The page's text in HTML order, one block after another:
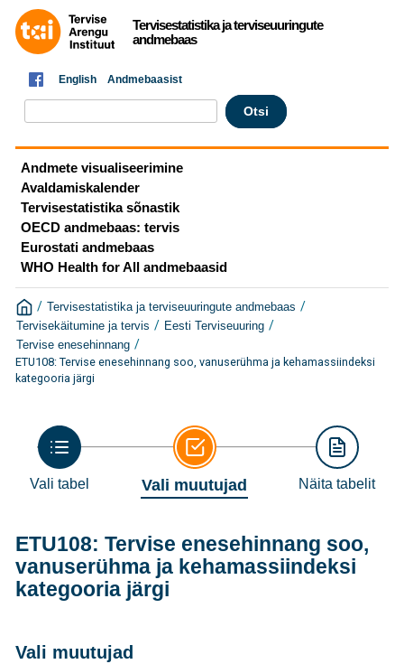
Tervisestatistika ja terviseuuringute
andmebaas
English Andmebaasist
Andmete visualiseerimine
Avaldamiskalender
Tervisestatistika sõnastik
OECD andmebaas: tervis
Eurostati andmebaas
WHO Health for All andmebaasid
/ Tervisestatistika ja terviseuuringute andmebaas /
Tervisekäitumine ja tervis / Eesti Terviseuuring /
Tervise enesehinnang /
ETU108: Tervise enesehinnang soo, vanuserühma ja kehamassiindeksi
kategooria järgi
Vali tabel Vali muutujad Näita tabelit
ETU108: Tervise enesehinnang soo,
vanuserühma ja kehamassiindeksi
kategooria järgi
Vali muutujad